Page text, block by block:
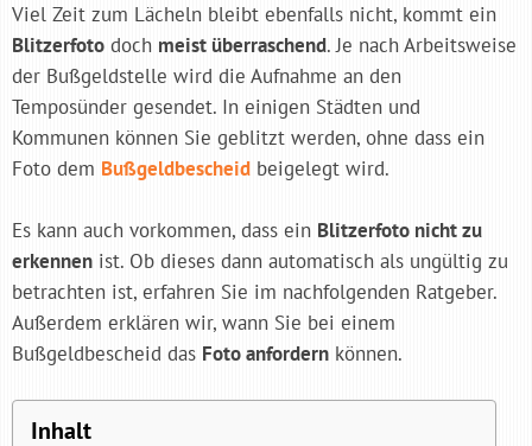
Viel Zeit zum Lächeln bleibt ebenfalls nicht, kommt ein
Blitzerfoto doch meist überraschend. Je nach Arbeitsweise
der Bußgeldstelle wird die Aufnahme an den
Temposünder gesendet. In einigen Städten und
Kommunen können Sie geblitzt werden, ohne dass ein
Foto dem Bußgeldbescheid beigelegt wird.
Es kann auch vorkommen, dass ein Blitzerfoto nicht zu
erkennen ist. Ob dieses dann automatisch als ungültig zu
betrachten ist, erfahren Sie im nachfolgenden Ratgeber.
Außerdem erklären wir, wann Sie bei einem
Bußgeldbescheid das Foto anfordern können.
Inhalt